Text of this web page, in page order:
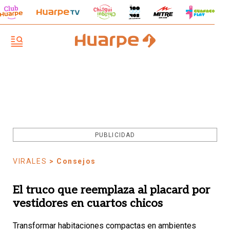
PUBLICIDAD
VIRALES > Consejos
El truco que reemplaza al placard por
vestidores en cuartos chicos
Transformar habitaciones compactas en ambientes